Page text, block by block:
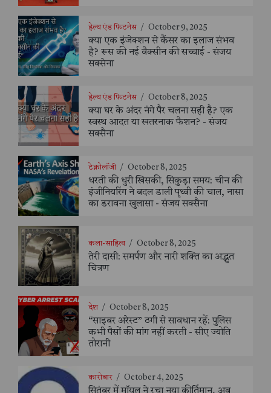
हेल्थ एंड फिटनेस / October 9, 2025
क्या एक इंजेक्शन से कैंसर का इलाज संभव
है? रूस की नई वैक्सीन की सच्चाई - संजय
सक्सेना
हेल्थ एंड फिटनेस / October 8, 2025
क्या घर के अंदर नंगे पैर चलना सही है? एक
स्वस्थ आदत या खतरनाक फैशन? - संजय
सक्सैना
टेक्नोलॉजी / October 8, 2025
धरती की धुरी खिसकी, सिकुड़ा समय: चीन की
इंजीनियरिंग ने बदल डाली पृथ्वी की चाल, नासा
का डरावना खुलासा - संजय सक्सैना
कला-साहित्य / October 8, 2025
तेरी दासी: समर्पण और नारी शक्ति का अद्भुत
चित्रण
देश / October 8, 2025
“साइबर अरेस्ट” ठगी से सावधान रहें: पुलिस
कभी पैसों की मांग नहीं करती - सीए ज्योति
तोरानी
कारोबार / October 4, 2025